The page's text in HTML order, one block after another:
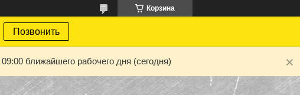
Корзина
Позвонить
ближайшего рабочего дня (сегодня)